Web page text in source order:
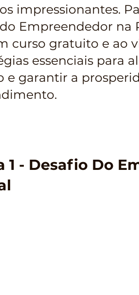
impressionantes.
Empreendedor na
curso gratuito e ao
essenciais para
e garantir a
1 - Desafio Do